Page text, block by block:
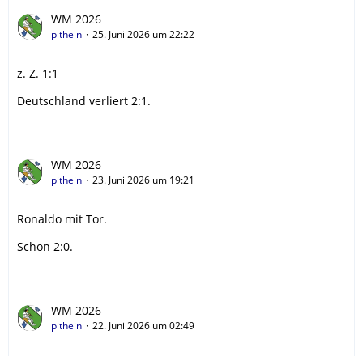
WM 2026
pithein 25. Juni 2026 um 22:22
z. Z. 1:1
Deutschland verliert 2:1.
WM 2026
pithein 23. Juni 2026 um 19:21
Ronaldo mit Tor.
Schon 2:0.
WM 2026
pithein 22. Juni 2026 um 02:49